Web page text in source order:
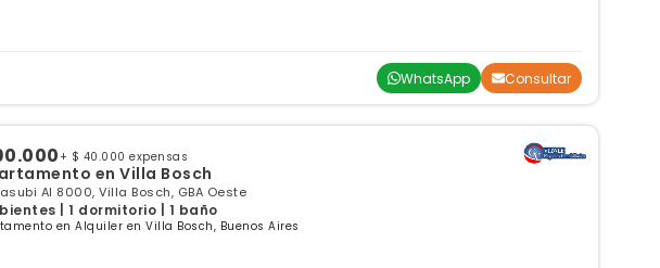
WhatsApp Consultar
+ $ 40.000 expensas
en Villa Bosch
Al 8000, Villa Bosch, GBA Oeste
| 1 dormitorio | 1 baño
en Alquiler en Villa Bosch, Buenos Aires